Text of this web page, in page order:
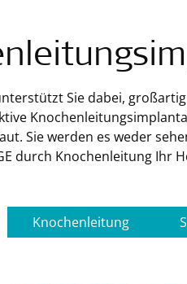
Sie dabei,
Sie werden es weder
durch Knochenleitung Ihr
Knochenleitung